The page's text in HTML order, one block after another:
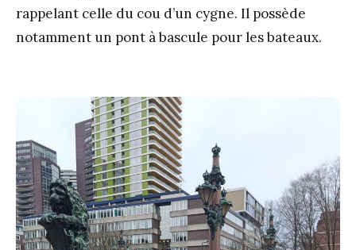
rappelant celle du cou d’un cygne. Il possède
notamment un pont à bascule pour les bateaux.